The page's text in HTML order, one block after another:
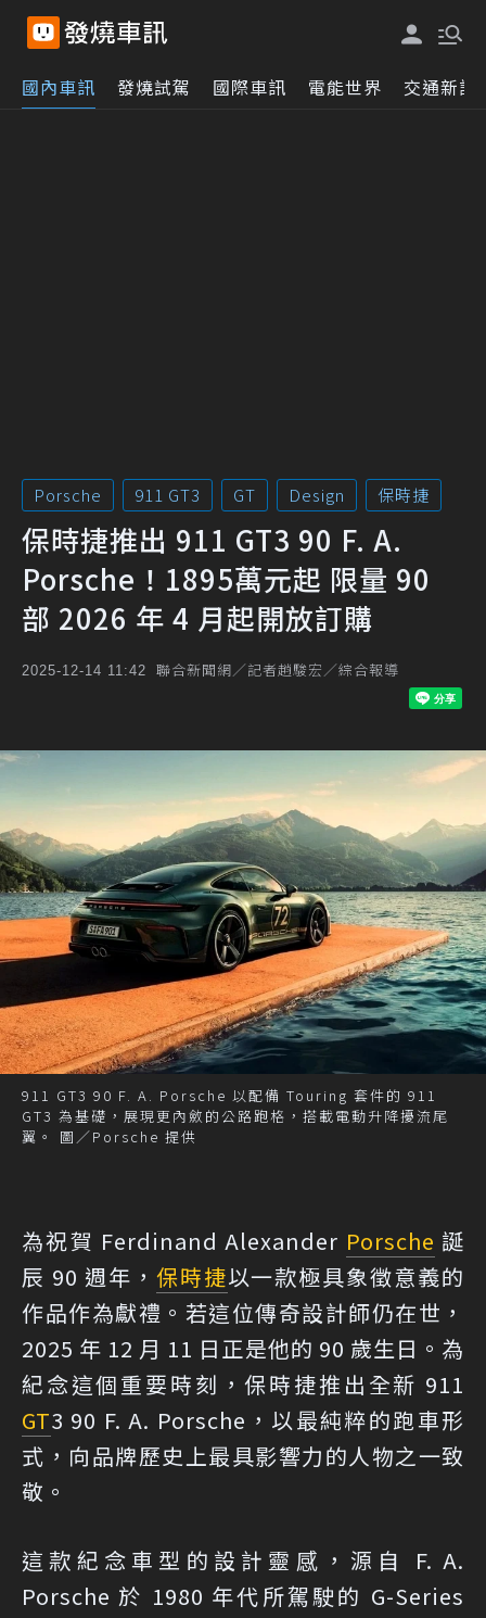
國內車訊 發燒試駕 國際車訊 電能世界 交通新訊
Porsche 911 GT3 GT Design 保時捷
保時捷推出 911 GT3 90 F. A.
Porsche！1895萬元起 限量 90
部 2026 年 4 月起開放訂購
2025-12-14 11:42 聯合新聞網／記者趙駿宏／綜合報導
911 GT3 90 F. A. Porsche 以配備 Touring 套件的 911
GT3 為基礎，展現更內斂的公路跑格，搭載電動升降擾流尾
翼。 圖／Porsche 提供
為祝賀 Ferdinand Alexander Porsche 誕
辰 90 週年， 保時捷以一款極具象徵意義的
作品作為獻禮。若這位傳奇設計師仍在世，
2025 年 12 月 11 日正是他的 90 歲生日。為
紀念這個重要時刻，保時捷推出全新 911
GT3 90 F. A. Porsche，以最純粹的跑車形
式，向品牌歷史上最具影響力的人物之一致
敬。
這款紀念車型的設計靈感，源自 F. A.
Porsche 於 1980 年代所駕駛的 G-Series